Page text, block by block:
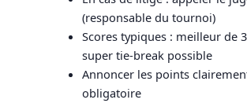
(responsable du tournoi)
Scores typiques : meilleur de
super tie-break possible
Annoncer les points
obligatoire